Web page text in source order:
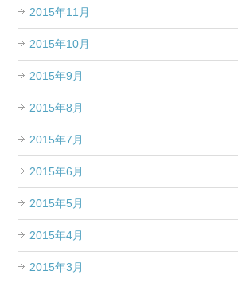
2015年11月
2015年10月
2015年9月
2015年8月
2015年7月
2015年6月
2015年5月
2015年4月
2015年3月